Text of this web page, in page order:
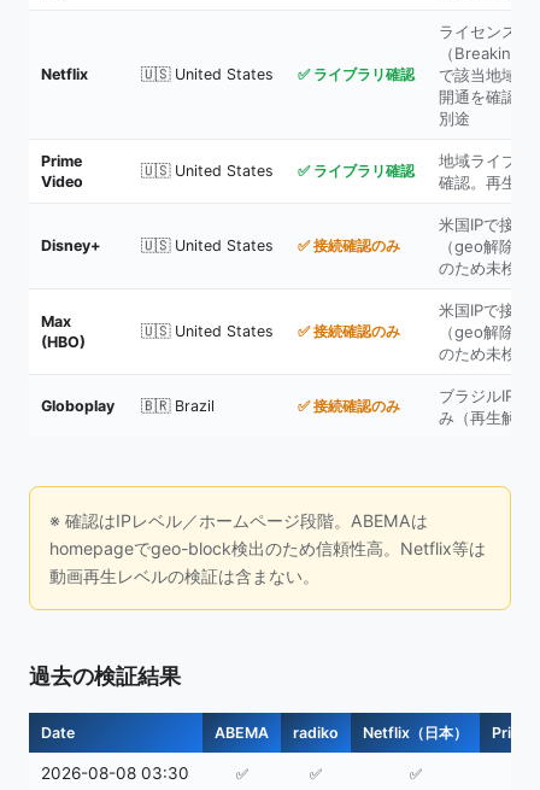
Netflix 🇺🇸 United States ✅ ライブラリ確認
ライセンス作
（Breaking
で該当地域ラ
開通を確認。
別途
Prime
Video
🇺🇸 United States ✅ ライブラリ確認
地域ライブラ
確認。再生可
Disney+ 🇺🇸 United States ✅ 接続確認のみ
米国IPで接続
（geo解除は
のため未検証
Max
(HBO)
🇺🇸 United States ✅ 接続確認のみ
米国IPで接続
（geo解除は
のため未検証
Globoplay 🇧🇷 Brazil ✅ 接続確認のみ
ブラジルIPで
み（再生解除
※ 確認はIPレベル／ホームページ段階。ABEMAは
homepageでgeo-block検出のため信頼性高。Netflix等は
動画再生レベルの検証は含まない。
過去の検証結果
Date ABEMA radiko Netflix（日本） Prime
2026-08-08 03:30 ✅ ✅ ✅